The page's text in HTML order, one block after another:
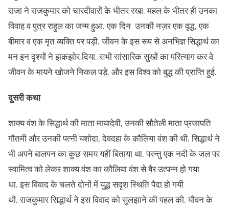
राजा ने राजकुमार को चारदीवारों के भीतर रखा. महल के भीतर ही उनका
विवाह व पुत्र राहुल का जन्म हुआ. एक दिन उनकी नज़र एक वृद्ध, एक
बीमार व एक मृत व्यक्ति पर पड़ी. जीवन के इस रूप से अनभिज्ञ सिद्धार्थ का
मन इन दृश्यों ने झकझोर दिया. सभी सांसारिक सुखों का परित्याग कर वे
जीवन के मायने खोजने निकल पड़े. और इस विश्व को बुद्ध की प्राप्ति हुई.
दूसरी कथा
शाक्य वंश के सिद्धार्थ की माता मायादेवी, उनकी सौतेली माता प्रजापति
गौतमी और उनकी पत्नी यशोदा, देवदहा के कौलिया वंश की थी. सिद्धार्थ ने
भी अपने बालपन का कुछ समय यहीं बिताया था. परन्तु एक नदी के जल पर
स्वामित्व को लेकर शाक्य वंश का कौलिया वंश से बैर उत्पन्न हो गया
था. इस विवाद के चलते दोनों में युद्ध सदृश स्थिति पैदा हो गयी
थी. राजकुमार सिद्धार्थ ने इस विवाद को सुलझाने की पहल की. यौवन के